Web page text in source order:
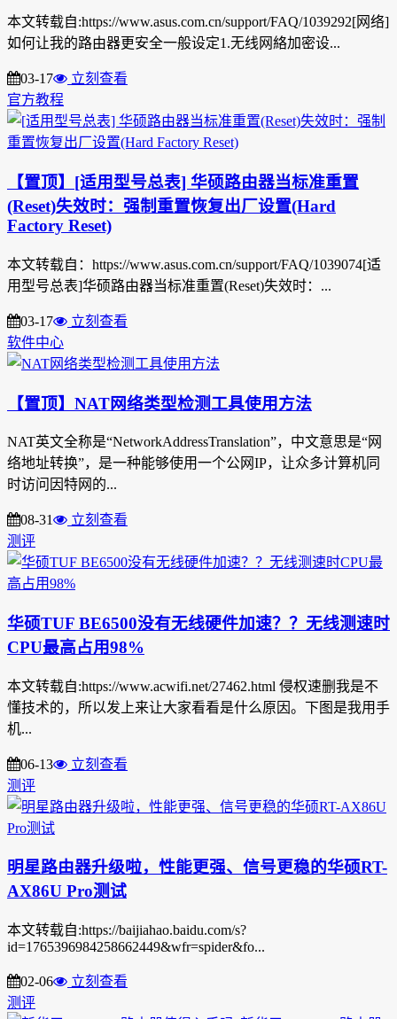
本文转载自:https://www.asus.com.cn/support/FAQ/1039292[网络]
如何让我的路由器更安全一般设定1.无线网絡加密设...
03-17
立刻查看
官方教程
【置顶】[适用型号总表] 华硕路由器当标准重置
(Reset)失效时：强制重置恢复出厂设置(Hard
Factory Reset)
本文转载自：https://www.asus.com.cn/support/FAQ/1039074[适
用型号总表]华硕路由器当标准重置(Reset)失效时：...
03-17
立刻查看
软件中心
【置顶】NAT网络类型检测工具使用方法
NAT英文全称是“NetworkAddressTranslation”，中文意思是“网
络地址转换”，是一种能够使用一个公网IP，让众多计算机同
时访问因特网的...
08-31
立刻查看
测评
华硕TUF BE6500没有无线硬件加速？？无线测速时
CPU最高占用98%
本文转载自:https://www.acwifi.net/27462.html 侵权速删我是不
懂技术的，所以发上来让大家看看是什么原因。下图是我用手
机...
06-13
立刻查看
测评
明星路由器升级啦，性能更强、信号更稳的华硕RT-
AX86U Pro测试
本文转载自:https://baijiahao.baidu.com/s?
id=1765396984258662449&wfr=spider&fo...
02-06
立刻查看
测评